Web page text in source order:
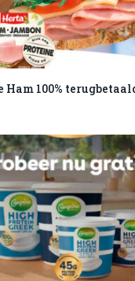
100%